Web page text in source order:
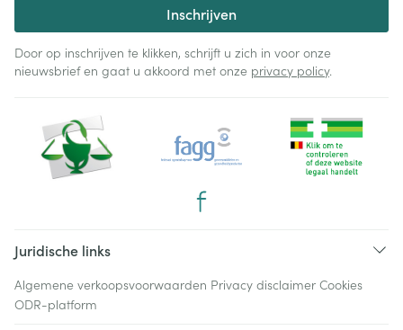
Inschrijven
Door op inschrijven te klikken, schrijft u zich in voor onze
nieuwsbrief en gaat u akkoord met onze privacy policy.
Juridische links
Algemene verkoopsvoorwaarden Privacy disclaimer Cookies
ODR-platform